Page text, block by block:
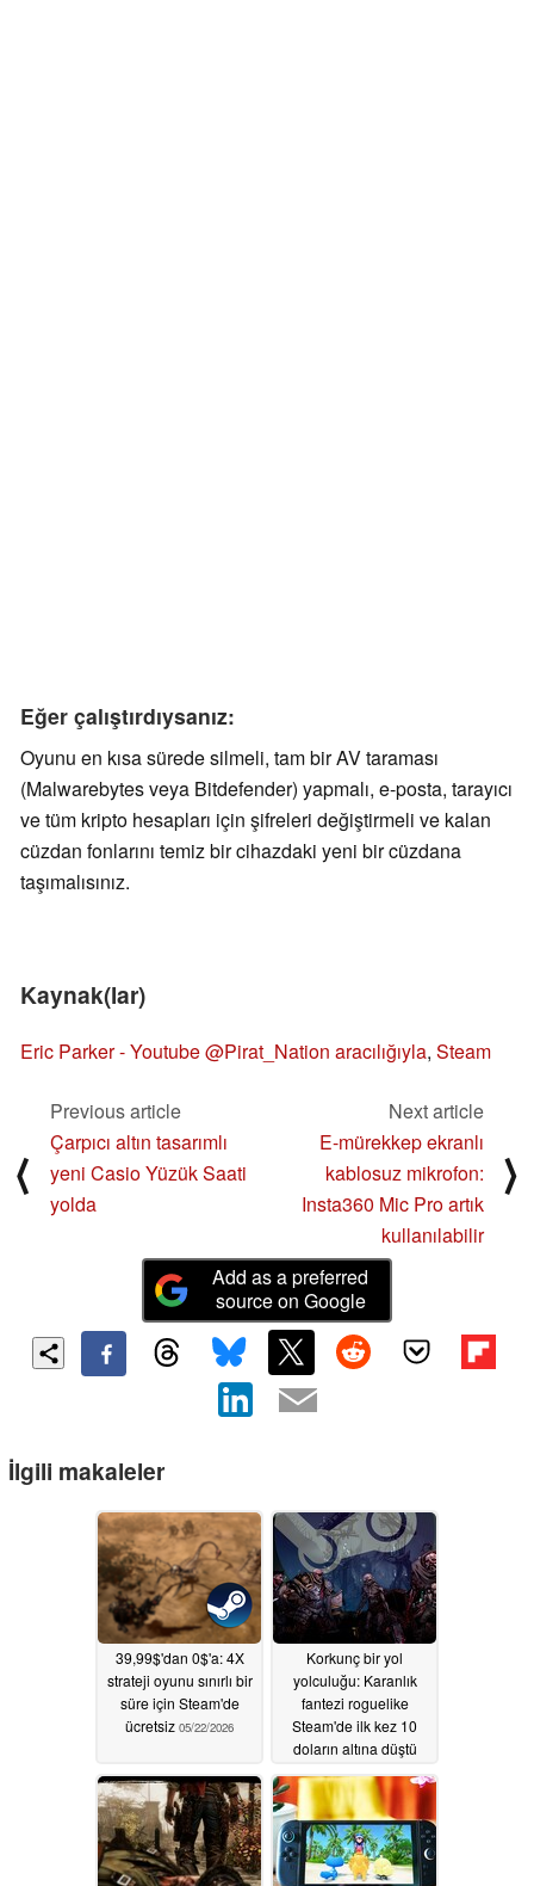
Eğer çalıştırdıysanız:
Oyunu en kısa sürede silmeli, tam bir AV taraması
(Malwarebytes veya Bitdefender) yapmalı, e-posta, tarayıcı
ve tüm kripto hesapları için şifreleri değiştirmeli ve kalan
cüzdan fonlarını temiz bir cihazdaki yeni bir cüzdana
taşımalısınız.
Kaynak(lar)
Eric Parker - Youtube@Pirat_Nation aracılığıyla, Steam
⟨
Previous article
Çarpıcı altın tasarımlı
yeni Casio Yüzük Saati
yolda
Next article
E-mürekkep ekranlı
kablosuz mikrofon:
Insta360 Mic Pro artık
kullanılabilir
⟩
Add as a preferred
source on Google
İlgili makaleler
39,99$'dan 0$'a: 4X
strateji oyunu sınırlı bir
süre için Steam'de
ücretsiz 05/22/2026
Korkunç bir yol
yolculuğu: Karanlık
fantezi roguelike
Steam'de ilk kez 10
doların altına düştü
05/21/2026